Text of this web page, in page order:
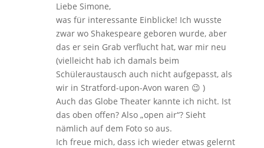
Liebe Simone,
was für interessante Einblicke! Ich wusste
zwar wo Shakespeare geboren wurde, aber
das er sein Grab verflucht hat, war mir neu
(vielleicht hab ich damals beim
Schüleraustausch auch nicht aufgepasst, als
wir in Stratford-upon-Avon waren 😉 )
Auch das Globe Theater kannte ich nicht. Ist
das oben offen? Also „open air“? Sieht
nämlich auf dem Foto so aus.
Ich freue mich, dass ich wieder etwas gelernt